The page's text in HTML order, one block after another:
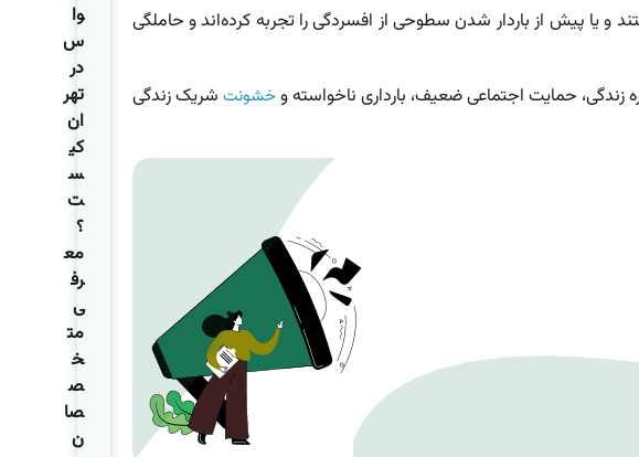
و یا پیش از باردار شدن سطوحی از افسردگی را تجربه کرده‌اند و حاملگی
حمایت اجتماعی ضعیف، بارداری ناخواسته وخشونت شریک زندگی
وا
س
در
تهر
ان
کی
س
ت
؟
مع
رف
ی
مت
خ
ص
صا
ن